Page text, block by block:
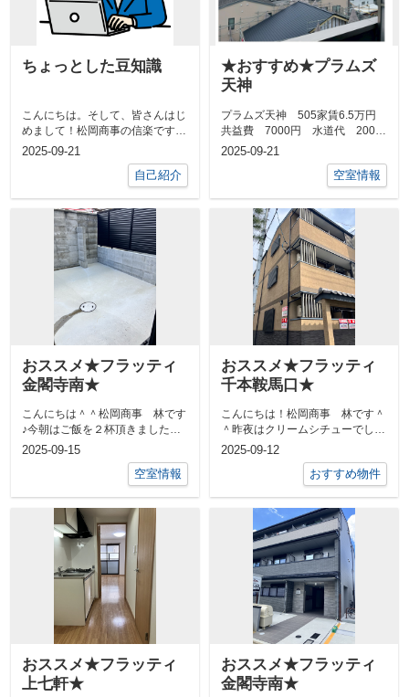
ちょっとした豆知識
こんにちは。そして、皆さんはじ
めまして！松岡商事の信楽です。
これから日々の不動産業務の中で
2025-09-21
自己紹介
★おすすめ★プラムズ
天神
プラムズ天神 505家賃6.5万円
共益費 7000円 水道代 2000
円 1K 京都府京都市上京...
2025-09-21
空室情報
おススメ★フラッティ
金閣寺南★
こんにちは＾＾松岡商事 林です
♪今朝はご飯を２杯頂きました。
炊き立てはやっぱり美味しいです
2025-09-15
空室情報
おススメ★フラッティ
千本鞍馬口★
こんにちは！松岡商事 林です＾
＾昨夜はクリームシチューでした
♪（ちなみにシチューには、ご飯
2025-09-12
おすすめ物件
おススメ★フラッティ
上七軒★
おススメ★フラッティ
金閣寺南★